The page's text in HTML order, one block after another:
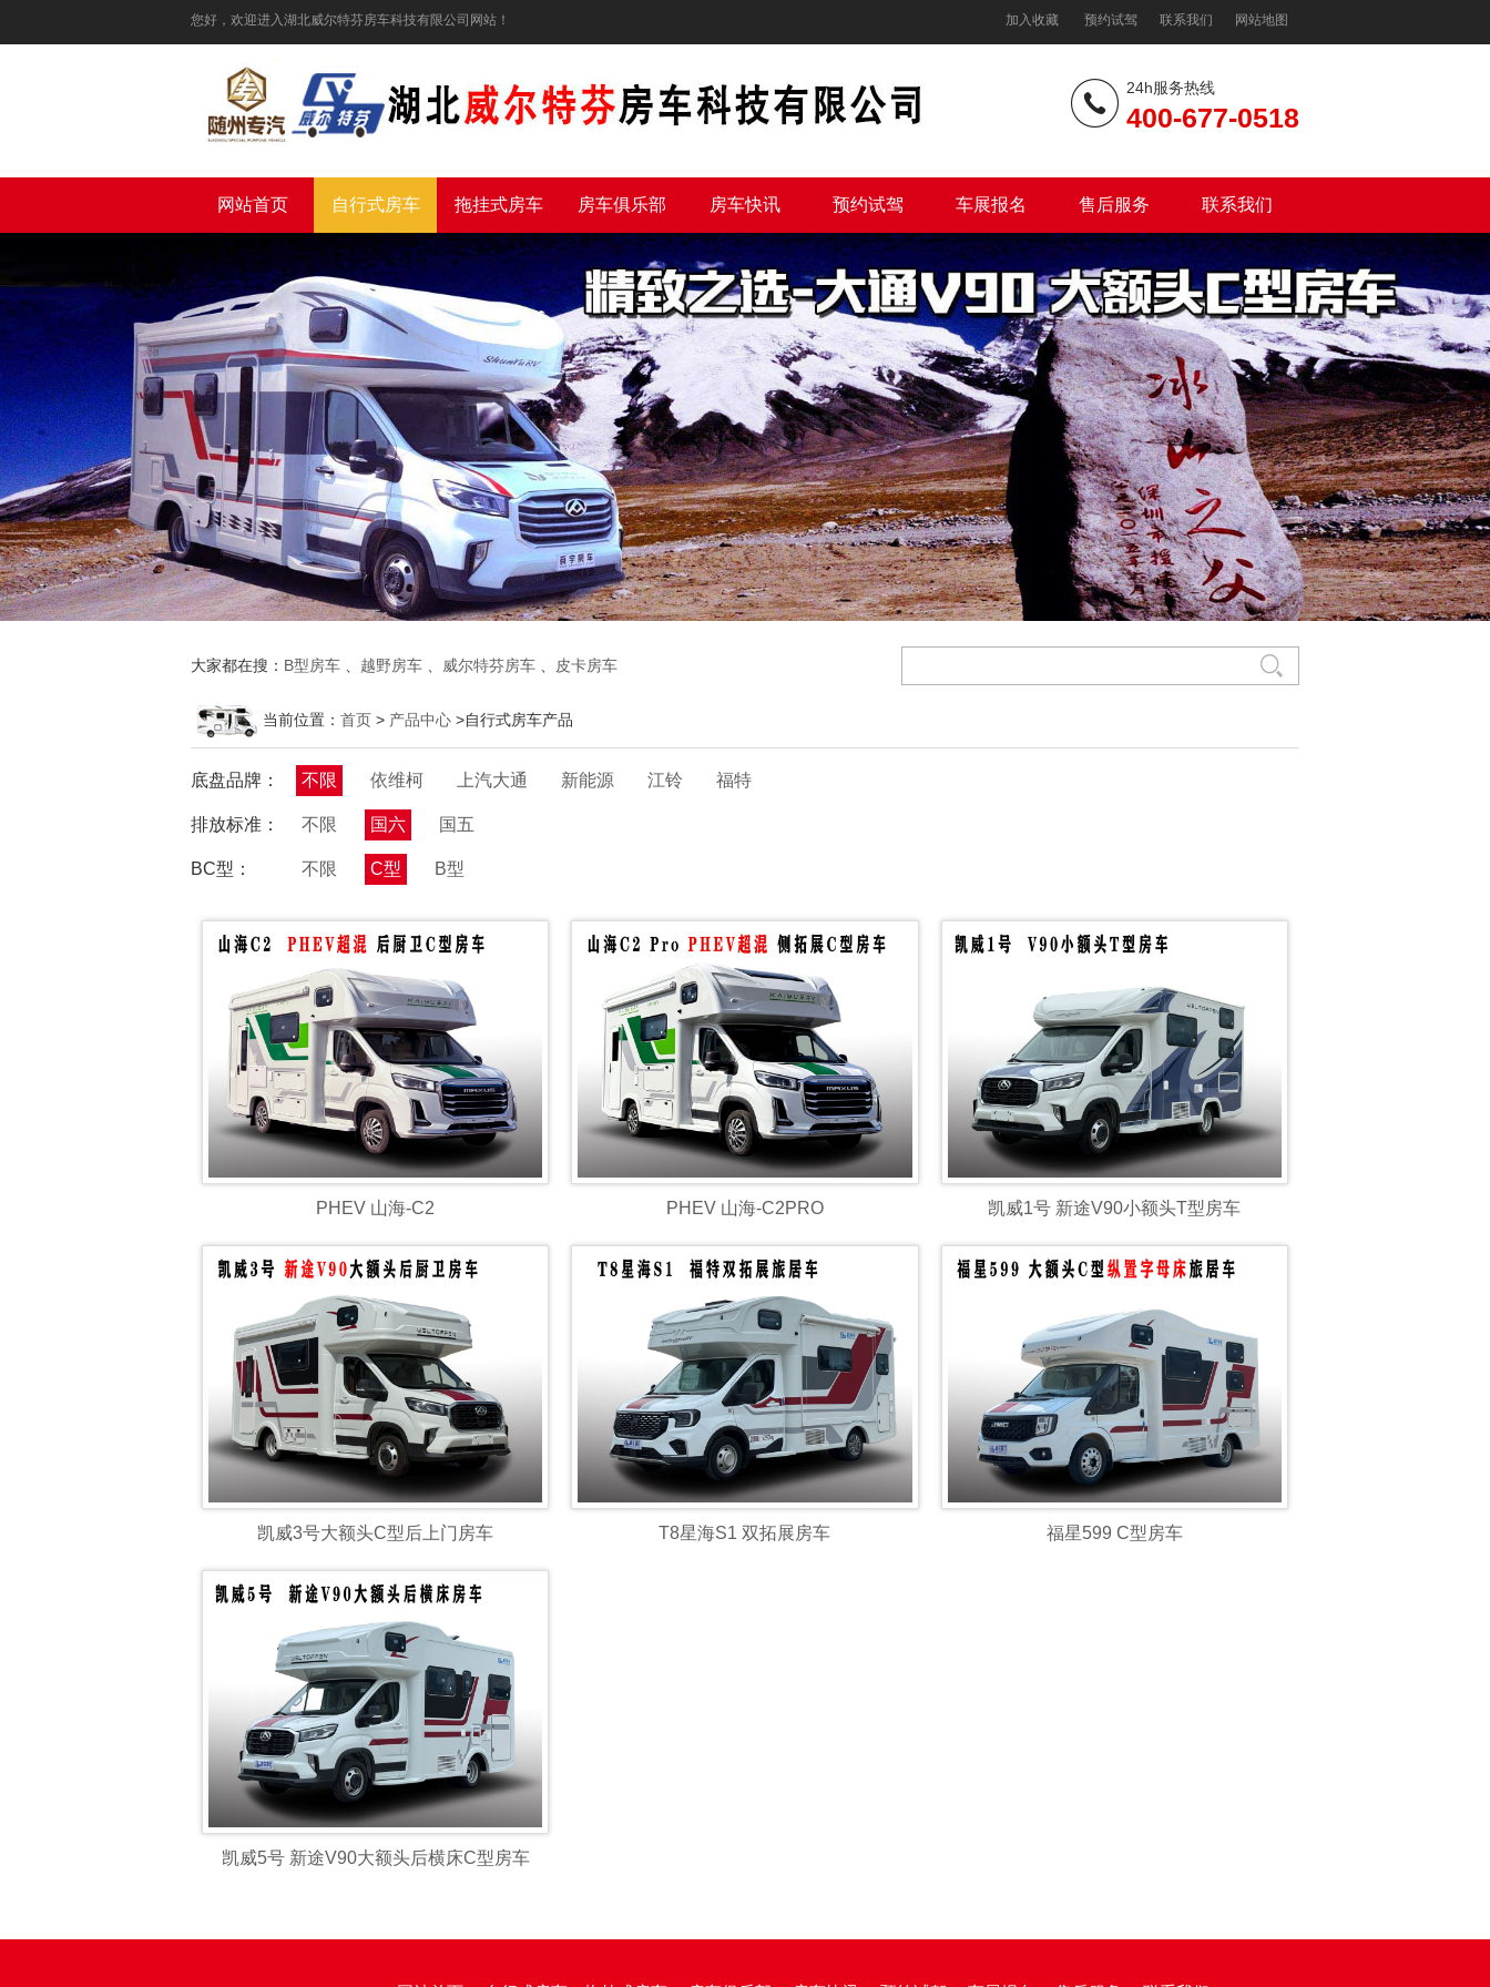
您好，欢迎进入湖北威尔特芬房车科技有限公司网站！ 加入收藏 预约试驾 联系我们 网站地图
24h服务热线
400-677-0518
网站首页 自行式房车 拖挂式房车 房车俱乐部 房车快讯 预约试驾 车展报名 售后服务 联系我们
大家都在搜： B型房车 越野房车 威尔特芬房车 皮卡房车
当前位置： 首页 > 产品中心 >自行式房车产品
底盘品牌： 不限 依维柯 上汽大通 新能源 江铃 福特
排放标准： 不限 国六 国五
BC型： 不限 C型 B型
PHEV 山海-C2 PHEV 山海-C2PRO 凯威1号 新途V90小额头T型房车
凯威3号大额头C型后上门房车 T8星海S1 双拓展房车 福星599 C型房车
凯威5号 新途V90大额头后横床C型房车